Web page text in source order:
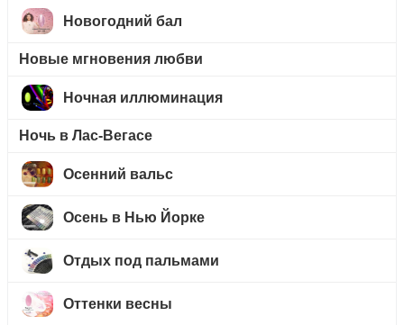
Новогодний бал
Новые мгновения любви
Ночная иллюминация
Ночь в Лас-Вегасе
Осенний вальс
Осень в Нью Йорке
Отдых под пальмами
Оттенки весны